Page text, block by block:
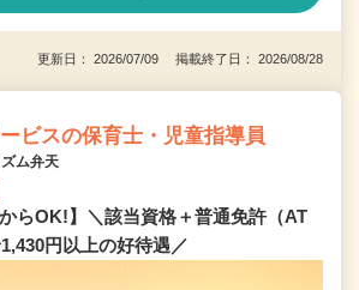
更新日： 2026/07/09 掲載終了日： 2026/08/28
ビスの保育士・児童指導員
ム弁天
からOK!】＼該当資格＋普通免許（AT
円以上の好待遇／